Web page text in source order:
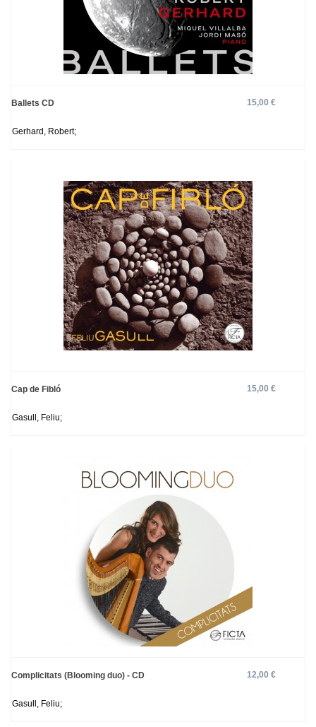
Ballets CD 15,00 €
Gerhard, Robert;
Cap de Fibló 15,00 €
Gasull, Feliu;
Complicitats (Blooming duo) - CD 12,00 €
Gasull, Feliu;